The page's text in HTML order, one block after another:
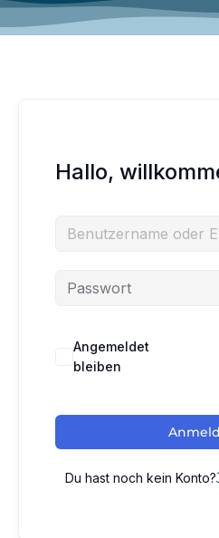
Hallo,
Angemeldet
bleiben
Du hast noch kein Konto?